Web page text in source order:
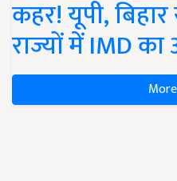
कहर! यूपी,
राज्यों में IMD